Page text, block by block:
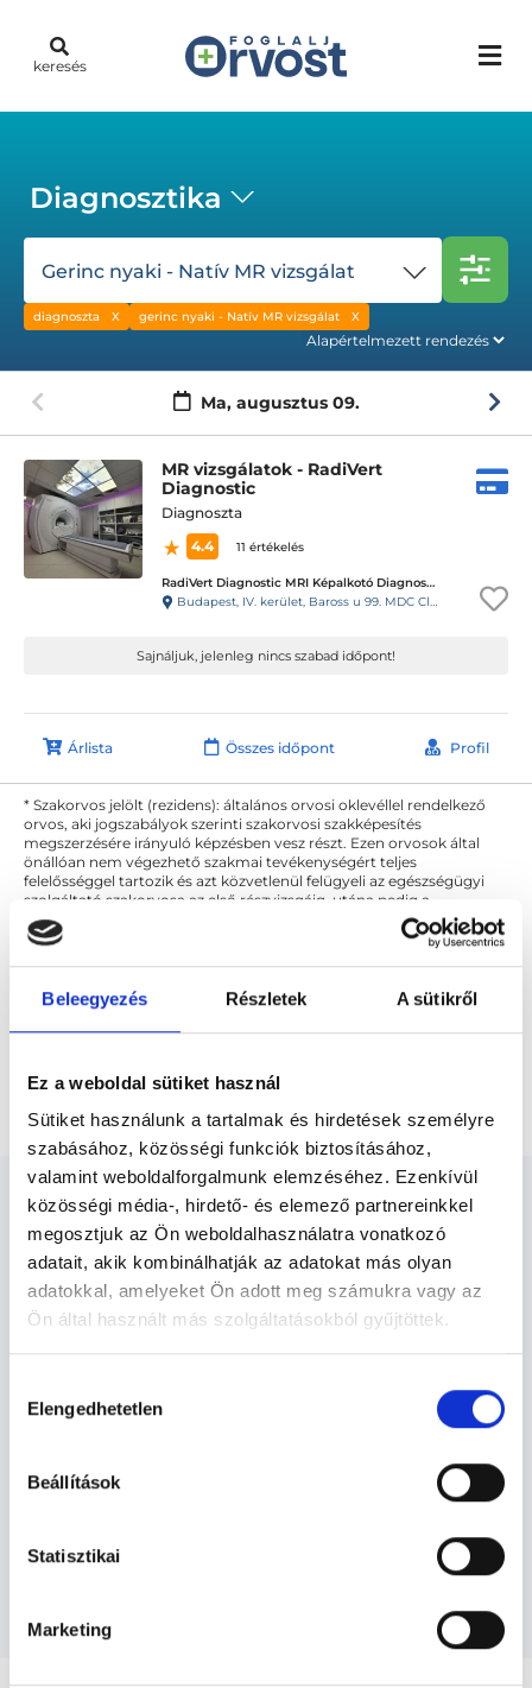
Beleegyezés Részletek A sütikről
Ez a weboldal sütiket használ
Sütiket használunk a tartalmak és hirdetések személyre
szabásához, közösségi funkciók biztosításához,
valamint weboldalforgalmunk elemzéséhez. Ezenkívül
közösségi média-, hirdető- és elemező partnereinkkel
megosztjuk az Ön weboldalhasználatra vonatkozó
adatait, akik kombinálhatják az adatokat más olyan
adatokkal, amelyeket Ön adott meg számukra vagy az
Ön által használt más szolgáltatásokból gyűjtöttek.
szabályzat:https://foglaljorvost.hu/info/foglaljorvost-
kiválasztása
Elengedhetetlen
Beállítások
Statisztikai
Marketing
keresés
Diagnosztika
Gerinc nyaki - Natív MR vizsgálat
diagnoszta gerinc nyaki - Natív MR vizsgálat
Ma, augusztus 09.
MR vizsgálatok - RadiVert
Diagnostic
Diagnoszta
4.4
11 értékelés
RadiVert Diagnostic MRI Képalkotó Diagnosztikai Központ
Budapest, IV. kerület, Baross u 99. MDC Clinic Egészségügyi és Diagnosztikai Center
Sajnáljuk, jelenleg nincs szabad időpont!
Árlista Összes időpont Profil
* Szakorvos jelölt (rezidens): általános orvosi oklevéllel rendelkező
orvos, aki jogszabályok szerinti szakorvosi szakképesítés
megszerzésére irányuló képzésben vesz részt. Ezen orvosok által
önállóan nem végezhető szakmai tevékenységért teljes
felelősséggel tartozik és azt közvetlenül felügyeli az egészségügyi
szolgáltató szakorvosa az első részvizsgáig, utána pedig a
szakorvosjelölt önállóan láthat el feladatokat. A foglaljorvost.hu
felelősségét kizárja esetleges névazonosságért bármely szakorvos
Főoldal Diagnoszta
Gerinc nyaki - Natív MR vizsgálat
Diagnoszta - Diagnosztika
SZAKTERÜLETEK
Szolgáltatások
Budapesti és vidéki diagnoszta orvosok